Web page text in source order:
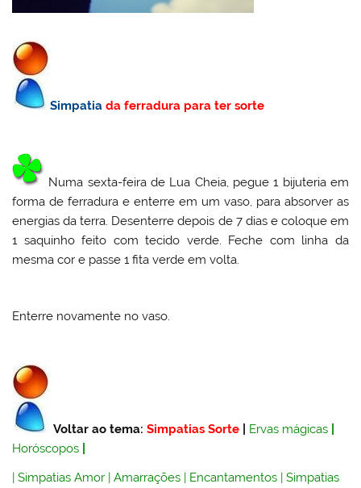
Simpatia da ferradura para ter sorte
Numa sexta-feira de Lua Cheia, pegue 1 bijuteria em
forma de ferradura e enterre em um vaso, para absorver as
energias da terra. Desenterre depois de 7 dias e coloque em
1 saquinho feito com tecido verde. Feche com linha da
mesma cor e passe 1 fita verde em volta.
Enterre novamente no vaso.
Voltar ao tema: Simpatias Sorte Ervas mágicas
Horóscopos
|Simpatias Amor |Amarrações | Encantamentos |Simpatias